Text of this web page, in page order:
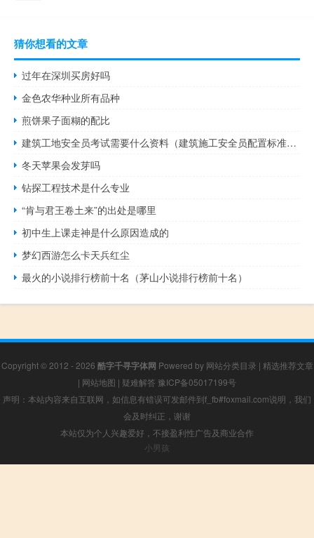
猜你想看的文章
过年在深圳买房好吗
金色农华种业所有品种
煎饼果子面糊的配比
建筑工地安全员考试需要什么资料（建筑施工安全员配置标准是多少）
冬天苹果会发芽吗
钻探工程技术是什么专业
“肯与君王卷土来”的出处是哪里
初中生上课走神是什么原因造成的
梦幻西游怎么卡天兵红尘
最火的小说排行榜前十名（茅山小说排行榜前十名）
Copyright © 2012 - 2026 酷字千寻字体网 Powered by 网站分类目录 | 精选推荐文章
| 网站地图 | 疑难解答 豫ICP备05017199号
声明：本站内容来自互联网，如信息有错误可发邮件到f_fb#foxmail.com说明，我们
会及时纠正，谢谢
本站仅为个人兴趣爱好，不接盈利性广告及商业合作
小男孩